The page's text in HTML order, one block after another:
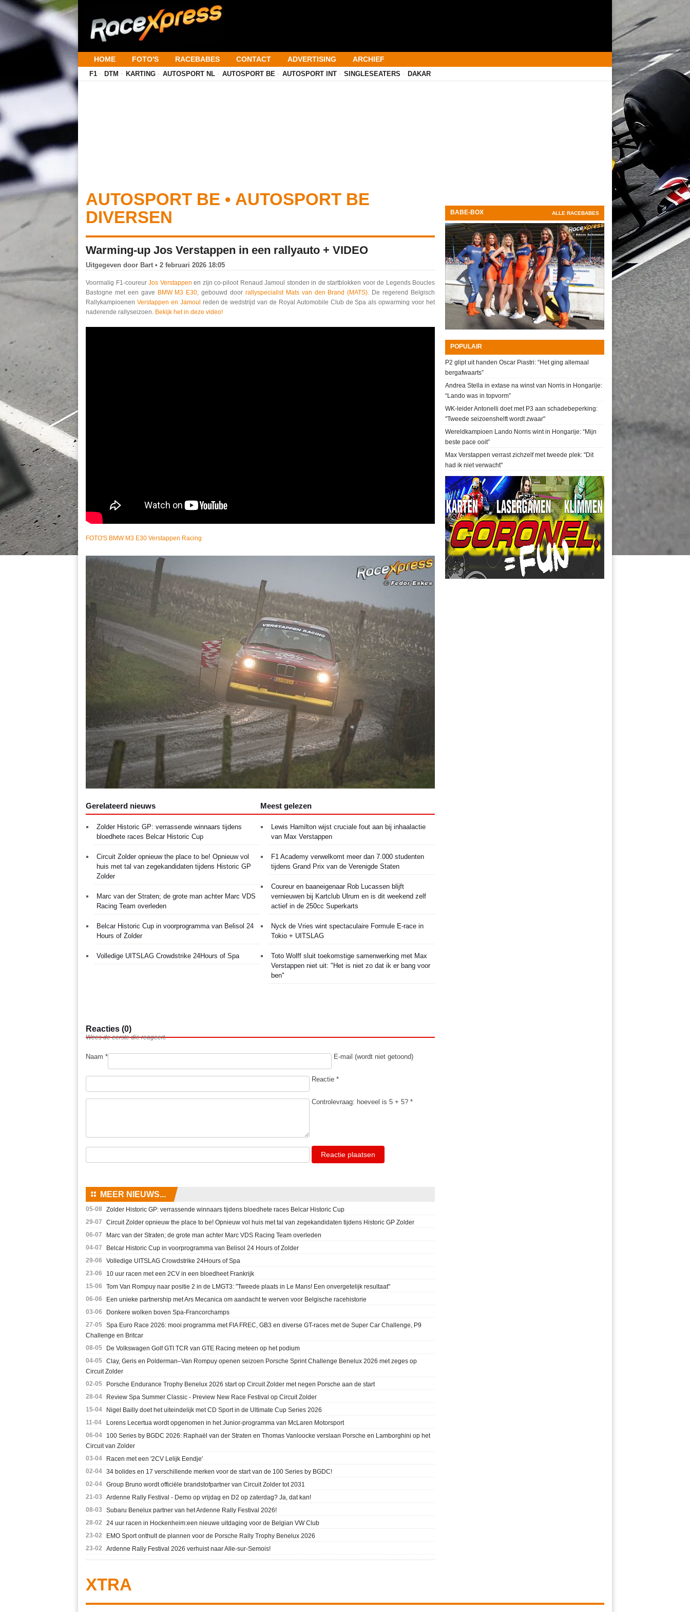
HOME FOTO'S RACEBABES CONTACT ADVERTISING ARCHIEF
F1 DTM KARTING AUTOSPORT NL AUTOSPORT BE AUTOSPORT INT SINGLESEATERS DAKAR
AUTOSPORT BE • AUTOSPORT BE
DIVERSEN
Warming-up Jos Verstappen in een rallyauto + VIDEO
Uitgegeven door Bart • 2 februari 2026 18:05
Voormalig F1-coureur Jos Verstappen en zijn co-piloot Renaud Jamoul stonden in de startblokken voor de Legends Boucles
Bastogne met een gave BMW M3 E30 , gebouwd door rallyspecialist Mats van den Brand (MATS).
De regerend Belgisch
Rallykampioenen Verstappen en Jamoul reden de wedstrijd van de Royal Automobile Club de Spa als opwarming voor het
naderende rallyseizoen. Bekijk het in deze video!
FOTO'S BMW M3 E30 Verstappen Racing
Gerelateerd nieuws
Zolder Historic GP: verrassende winnaars tijdens
bloedhete races Belcar Historic Cup
Circuit Zolder opnieuw the place to be! Opnieuw vol
huis met tal van zegekandidaten tijdens Historic GP
Zolder
Marc van der Straten; de grote man achter Marc VDS
Racing Team overleden
Belcar Historic Cup in voorprogramma van Belisol 24
Hours of Zolder
Volledige UITSLAG Crowdstrike 24Hours of Spa
Meest gelezen
Lewis Hamilton wijst cruciale fout aan bij inhaalactie
van Max Verstappen
F1 Academy verwelkomt meer dan 7.000 studenten
tijdens Grand Prix van de Verenigde Staten
Coureur en baaneigenaar Rob Lucassen blijft
vernieuwen bij Kartclub Ulrum en is dit weekend zelf
actief in de 250cc Superkarts
Nyck de Vries wint spectaculaire Formule E-race in
Tokio + UITSLAG
Toto Wolff sluit toekomstige samenwerking met Max
Verstappen niet uit: "Het is niet zo dat ik er bang voor
ben"
Reacties (0)
Wees de eerste die reageert.
Naam * E-mail (wordt niet getoond)
Reactie *
Controlevraag: hoeveel is 5 + 5? *
Reactie plaatsen
⚏ MEER NIEUWS...
05-08 Zolder Historic GP: verrassende winnaars tijdens bloedhete races Belcar Historic Cup
29-07
Circuit Zolder opnieuw the place to be! Opnieuw vol huis met tal van zegekandidaten tijdens Historic GP Zolder
06-07
Marc van der Straten; de grote man achter Marc VDS Racing Team overleden
04-07
Belcar Historic Cup in voorprogramma van Belisol 24 Hours of Zolder
29-06
Volledige UITSLAG Crowdstrike 24Hours of Spa
23-06
10 uur racen met een 2CV in een bloedheet Frankrijk
15-06
Tom Van Rompuy naar positie 2 in de LMGT3: "Tweede plaats in Le Mans! Een onvergetelijk resultaat"
06-06
Een unieke partnership met Ars Mecanica om aandacht te werven voor Belgische racehistorie
03-06
Donkere wolken boven Spa-Francorchamps
27-05 Spa Euro Race 2026: mooi programma met FIA FREC, GB3 en diverse GT-races met de Super Car Challenge, P9
Challenge en Britcar
08-05
De Volkswagen Golf GTI TCR van GTE Racing meteen op het podium
04-05 Clay, Geris en Polderman–Van Rompuy openen seizoen Porsche Sprint Challenge Benelux 2026 met zeges op
Circuit Zolder
02-05
Porsche Endurance Trophy Benelux 2026 start op Circuit Zolder met negen Porsche aan de start
28-04
Review Spa Summer Classic - Preview New Race Festival op Circuit Zolder
15-04
Nigel Bailly doet het uiteindelijk met CD Sport in de Ultimate Cup Series 2026
11-04
Lorens Lecertua wordt opgenomen in het Junior-programma van McLaren Motorsport
06-04
100 Series by BGDC 2026: Raphaël van der Straten en Thomas Vanloocke verslaan Porsche en Lamborghini op het
Circuit van Zolder
03-04
Racen met een '2CV Lelijk Eendje'
02-04 34 bolides en 17 verschillende merken voor de start van de 100 Series by BGDC!
02-04 Group Bruno wordt officiële brandstofpartner van Circuit Zolder tot 2031
21-03
Ardenne Rally Festival - Demo op vrijdag en D2 op zaterdag? Ja, dat kan!
08-03
Subaru Benelux partner van het Ardenne Rally Festival 2026!
28-02
24 uur racen in Hockenheim:een nieuwe uitdaging voor de Belgian VW Club
23-02
EMO Sport onthult de plannen voor de Porsche Rally Trophy Benelux 2026
23-02
Ardenne Rally Festival 2026 verhuist naar Alle-sur-Semois!
BABE-BOX ALLE RACEBABES
POPULAIR
P2 glipt uit handen Oscar Piastri: “Het ging allemaal
bergafwaarts”
Andrea Stella in extase na winst van Norris in Hongarije:
“Lando was in topvorm”
WK-leider Antonelli doet met P3 aan schadebeperking:
"Tweede seizoenshelft wordt zwaar"
Wereldkampioen Lando Norris wint in Hongarije: “Mijn
beste pace ooit”
Max Verstappen verrast zichzelf met tweede plek: "Dit
had ik niet verwacht"
XTRA